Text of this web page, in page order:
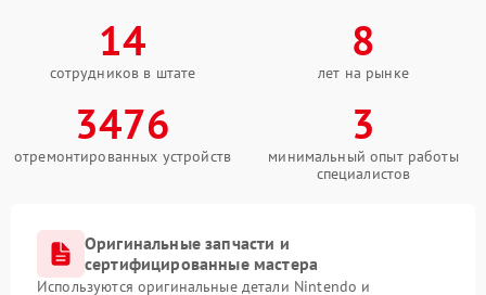
14
сотрудников в штате
8
лет на рынке
3476
отремонтированных устройств
3
минимальный опыт работы
специалистов
Оригинальные запчасти и
сертифицированные мастера
Используются оригинальные детали Nintendo и